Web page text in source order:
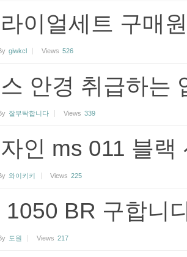
이얼세트 구매
giwkcl Views 526
안경 취급하는
잘부탁합니다 Views 339
인 ms 011 블
와이키키 Views 225
1050 BR 구합니
도원 Views 217